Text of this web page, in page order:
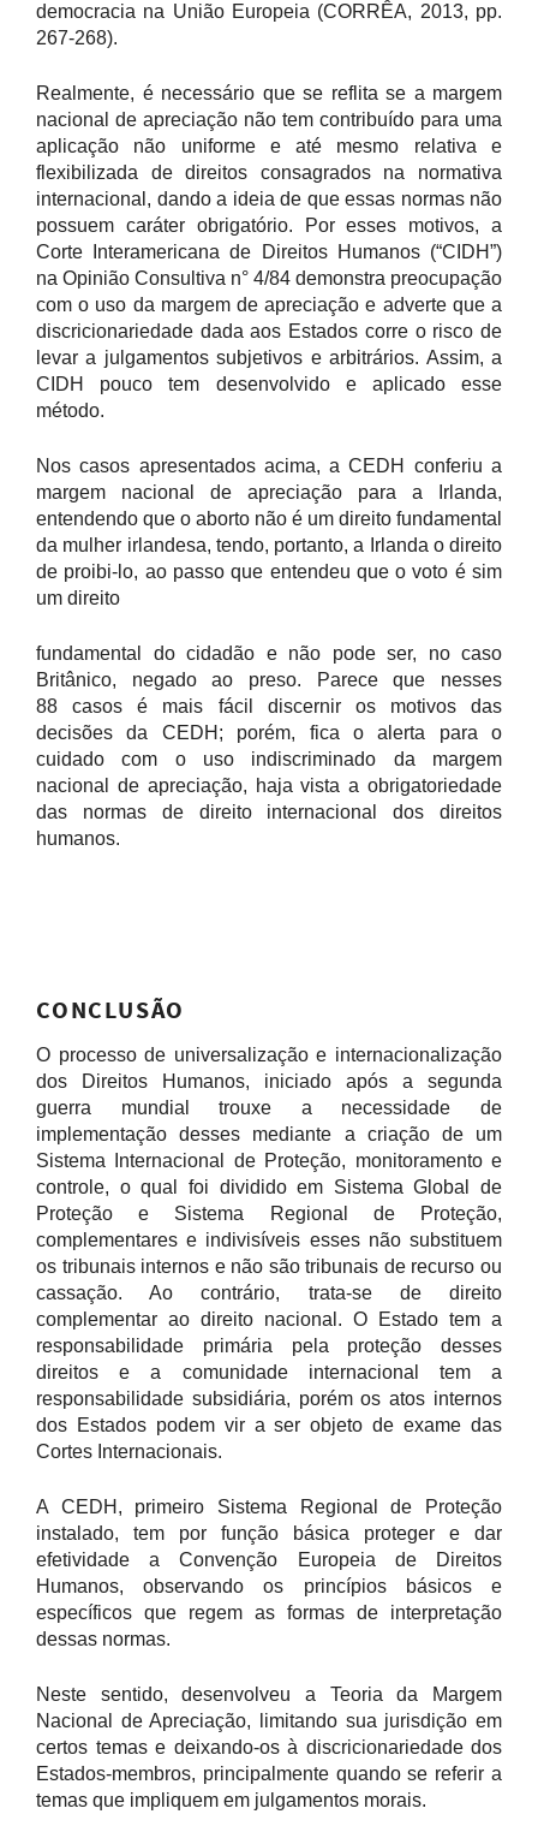
democracia na União Europeia (CORRÊA, 2013, pp.
267-268).
Realmente, é necessário que se reflita se a margem
nacional de apreciação não tem contribuído para uma
aplicação não uniforme e até mesmo relativa e
flexibilizada de direitos consagrados na normativa
internacional, dando a ideia de que essas normas não
possuem caráter obrigatório. Por esses motivos, a
Corte Interamericana de Direitos Humanos (“CIDH”)
na Opinião Consultiva n° 4/84 demonstra preocupação
com o uso da margem de apreciação e adverte que a
discricionariedade dada aos Estados corre o risco de
levar a julgamentos subjetivos e arbitrários. Assim, a
CIDH pouco tem desenvolvido e aplicado esse
método.
Nos casos apresentados acima, a CEDH conferiu a
margem nacional de apreciação para a Irlanda,
entendendo que o aborto não é um direito fundamental
da mulher irlandesa, tendo, portanto, a Irlanda o direito
de proibi-lo, ao passo que entendeu que o voto é sim
um direito
fundamental do cidadão e não pode ser, no caso
Britânico, negado ao preso. Parece que nesses
88 casos é mais fácil discernir os motivos das
decisões da CEDH; porém, fica o alerta para o
cuidado com o uso indiscriminado da margem
nacional de apreciação, haja vista a obrigatoriedade
das normas de direito internacional dos direitos
humanos.
CONCLUSÃO
O processo de universalização e internacionalização
dos Direitos Humanos, iniciado após a segunda
guerra mundial trouxe a necessidade de
implementação desses mediante a criação de um
Sistema Internacional de Proteção, monitoramento e
controle, o qual foi dividido em Sistema Global de
Proteção e Sistema Regional de Proteção,
complementares e indivisíveis esses não substituem
os tribunais internos e não são tribunais de recurso ou
cassação. Ao contrário, trata-se de direito
complementar ao direito nacional. O Estado tem a
responsabilidade primária pela proteção desses
direitos e a comunidade internacional tem a
responsabilidade subsidiária, porém os atos internos
dos Estados podem vir a ser objeto de exame das
Cortes Internacionais.
A CEDH, primeiro Sistema Regional de Proteção
instalado, tem por função básica proteger e dar
efetividade a Convenção Europeia de Direitos
Humanos, observando os princípios básicos e
específicos que regem as formas de interpretação
dessas normas.
Neste sentido, desenvolveu a Teoria da Margem
Nacional de Apreciação, limitando sua jurisdição em
certos temas e deixando-os à discricionariedade dos
Estados-membros, principalmente quando se referir a
temas que impliquem em julgamentos morais.